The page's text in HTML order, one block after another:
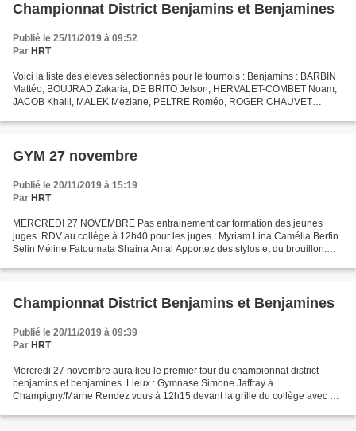
Championnat District Benjamins et Benjamines
Publié le 25/11/2019 à 09:52
Par HRT
Voici la liste des élèves sélectionnés pour le tournois : Benjamins : BARBIN
Mattéo, BOUJRAD Zakaria, DE BRITO Jelson, HERVALET-COMBET Noam,
JACOB Khalil, MALEK Meziane, PELTRE Roméo, ROGER CHAUVET
GYM 27 novembre
Publié le 20/11/2019 à 15:19
Par HRT
MERCREDI 27 NOVEMBRE Pas entrainement car formation des jeunes
juges. RDV au collège à 12h40 pour les juges : Myriam Lina Camélia Berfin
Selin Méline Fatoumata Shaina Amal Apportez des stylos et du brouillon.
Championnat District Benjamins et Benjamines
Publié le 20/11/2019 à 09:39
Par HRT
Mercredi 27 novembre aura lieu le premier tour du championnat district
benjamins et benjamines. Lieux : Gymnase Simone Jaffray à
Champigny/Marne Rendez vous à 12h15 devant la grille du collège avec un